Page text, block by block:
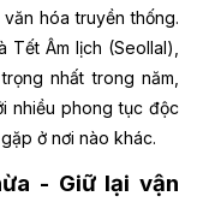
hóa truyền thống.
Âm lịch (Seollal),
nhất trong năm,
nhiều phong tục độc
ở nơi nào khác.
- Giữ lại vận